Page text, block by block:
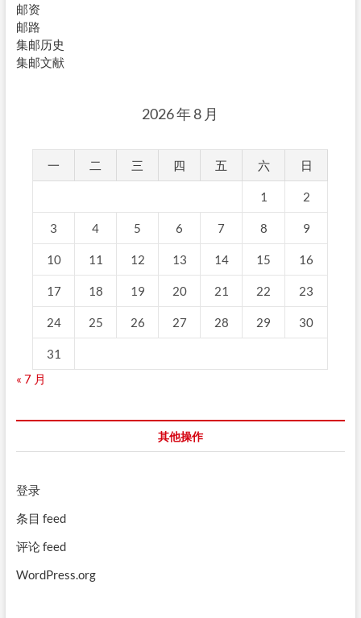
邮资
邮路
集邮历史
集邮文献
2026 年 8 月
一 二 三 四 五 六 日
1 2
3 4 5 6 7 8 9
10 11 12 13 14 15 16
17 18 19 20 21 22 23
24 25 26 27 28 29 30
31
« 7 月
其他操作
登录
条目 feed
评论 feed
WordPress.org